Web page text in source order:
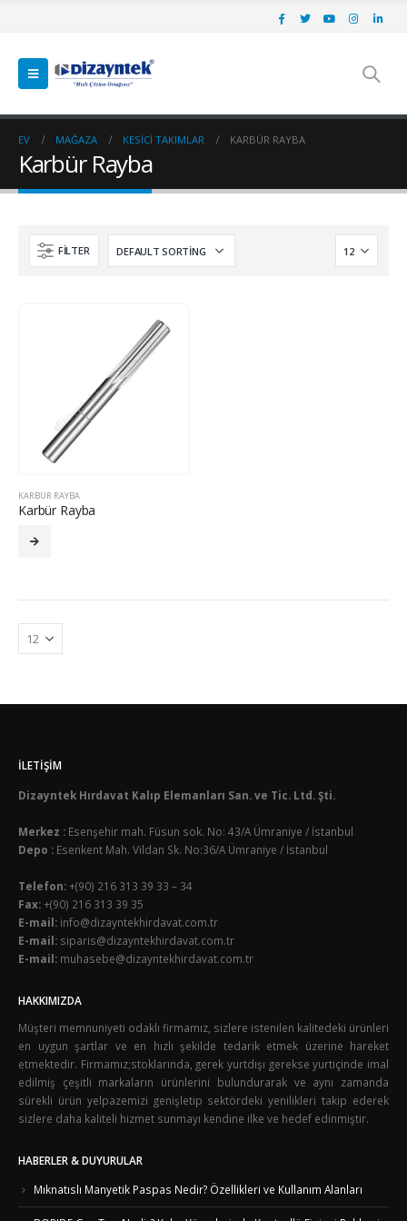
EV MAĞAZA KESICI TAKIMLAR KARBÜR RAYBA
Karbür Rayba
FILTER
KARBÜR RAYBA
Karbür Rayba
İLETIŞIM
Dizayntek Hırdavat Kalıp Elemanları San. ve Tic. Ltd. Şti.
Merkez : Esenşehir mah. Füsun sok. No: 43/A Ümraniye / İstanbul
Depo : Esenkent Mah. Vildan Sk. No:36/A Ümraniye / İstanbul
Telefon:+(90) 216 313 39 33 – 34
Fax:+(90) 216 313 39 35
E-mail: info@dizayntekhirdavat.com.tr
E-mail: siparis@dizayntekhirdavat.com.tr
E-mail: muhasebe@dizayntekhirdavat.com.tr
HAKKIMIZDA
Müşteri memnuniyeti odaklı firmamız, sizlere istenilen kalitedeki ürünleri
en uygun şartlar ve en hızlı şekilde tedarik etmek üzerine hareket
etmektedir. Firmamız;stoklarında, gerek yurtdışı gerekse yurtiçinde imal
edilmiş çeşitli markaların ürünlerini bulundurarak ve aynı zamanda
sürekli ürün yelpazemizi genişletip sektördeki yenilikleri takip ederek
sizlere daha kaliteli hizmet sunmayı kendine ilke ve hedef edinmiştir.
HABERLER & DUYURULAR
Mıknatıslı Manyetik Paspas Nedir? Özellikleri ve Kullanım Alanları